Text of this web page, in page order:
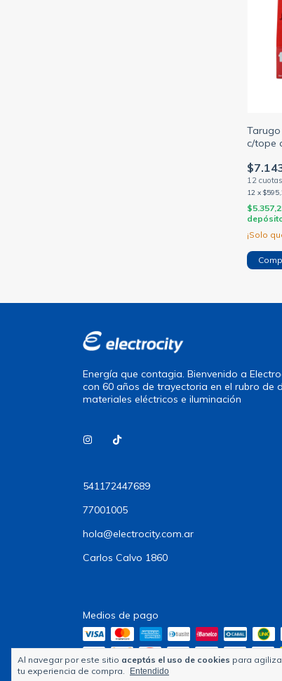
Al navegar por este sitio aceptás el uso de cookies para
tu experiencia de compra.
Entendido
c/tope
12 x
¡Solo
Energía que contagia. Bienvenido a
con 60 años de trayectoria en el rubro de
materiales eléctricos e iluminación
541172447689
77001005
hola@electrocity.com.ar
Carlos Calvo 1860
Medios de pago